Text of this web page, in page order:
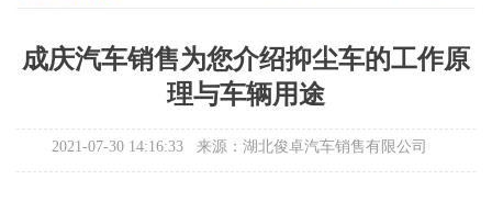
成庆汽车销售为您介绍抑尘车的工作原
理与车辆用途
2021-07-30 14:16:33 来源：湖北俊卓汽车销售有限公司